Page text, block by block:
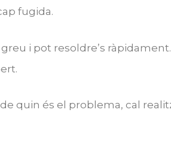
fugida.
i pot resoldre’s
quin és el problema, cal